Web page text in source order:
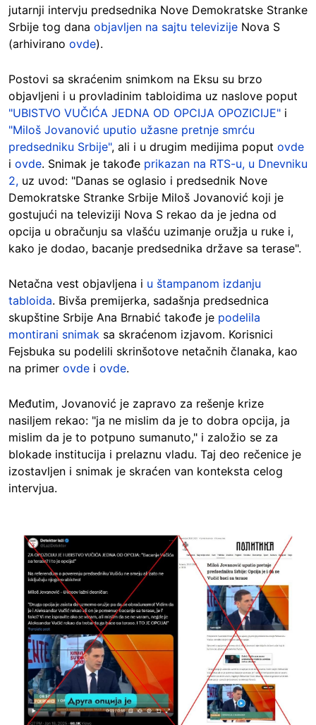
jutarnji intervju predsednika Nove Demokratske Stranke
Srbije tog dana objavljen na sajtu televizije Nova S
(arhivirano ovde).
Postovi sa skraćenim snimkom na Eksu su brzo
objavljeni i u provladinim tabloidima uz naslove poput
"UBISTVO VUČIĆA JEDNA OD OPCIJA OPOZICIJE" i
"Miloš Jovanović uputio užasne pretnje smrću
predsedniku Srbije", ali i u drugim medijima poput ovde
i ovde. Snimak je takođe prikazan na RTS-u, u Dnevniku
2, uz uvod: "Danas se oglasio i predsednik Nove
Demokratske Stranke Srbije Miloš Jovanović koji je
gostujući na televiziji Nova S rekao da je jedna od
opcija u obračunju sa vlašću uzimanje oružja u ruke i,
kako je dodao, bacanje predsednika države sa terase".
Netačna vest objavljena i u štampanom izdanju
tabloida. Bivša premijerka, sadašnja predsednica
skupštine Srbije Ana Brnabić takođe je podelila
montirani snimak sa skraćenom izjavom. Korisnici
Fejsbuka su podelili skrinšotove netačnih članaka, kao
na primer ovde i ovde.
Međutim, Jovanović je zapravo za rešenje krize
nasiljem rekao: "ja ne mislim da je to dobra opcija, ja
mislim da je to potpuno sumanuto," i založio se za
blokade institucija i prelaznu vladu. Taj deo rečenice je
izostavljen i snimak je skraćen van konteksta celog
intervjua.
Image